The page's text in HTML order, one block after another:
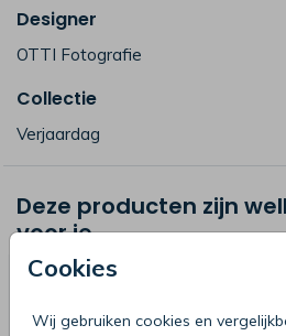
Cookies
Wij gebruiken cookies en
Designer
OTTI Fotografie
Collectie
Verjaardag
Deze producten zijn
voor je